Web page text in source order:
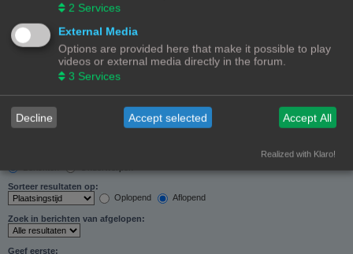
Doorzoek subforums:
Nee
Alleen berichtonderwerpen en tekst
Alleen tekst
Alleen onderwerptitels
Alleen eerste bericht van onderwerp
Sorteer resultaten op:
Oplopend
Aflopend
Zoek in berichten van afgelopen:
Geef eerste:
2 Services
External Media
Options are provided here that make it possible to play
videos or external media directly in the forum.
3 Services
Decline Accept selected Accept All
Realized with Klaro!